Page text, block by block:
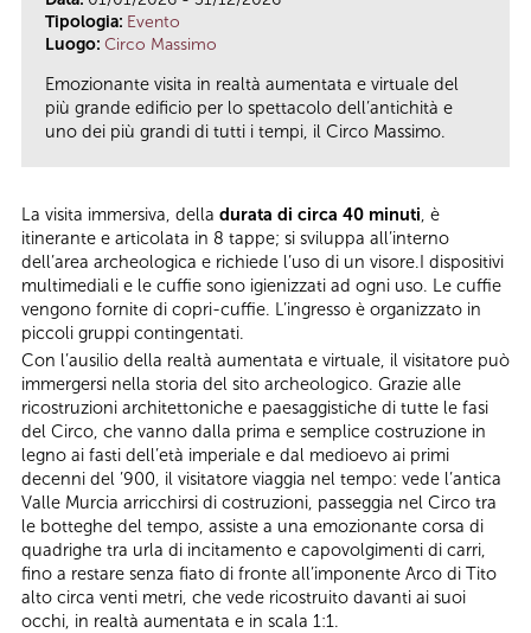
Tipologia: Evento
Luogo: Circo Massimo
Emozionante visita in realtà aumentata e virtuale del
più grande edificio per lo spettacolo dell’antichità e
uno dei più grandi di tutti i tempi, il Circo Massimo.
La visita immersiva, della durata di circa 40 minuti, è
itinerante e articolata in 8 tappe; si sviluppa all’interno
dell’area archeologica e richiede l’uso di un visore.I dispositivi
multimediali e le cuffie sono igienizzati ad ogni uso. Le cuffie
vengono fornite di copri-cuffie. L’ingresso è organizzato in
piccoli gruppi contingentati.
Con l’ausilio della realtà aumentata e virtuale, il visitatore può
immergersi nella storia del sito archeologico. Grazie alle
ricostruzioni architettoniche e paesaggistiche di tutte le fasi
del Circo, che vanno dalla prima e semplice costruzione in
legno ai fasti dell’età imperiale e dal medioevo ai primi
decenni del ’900, il visitatore viaggia nel tempo: vede l’antica
Valle Murcia arricchirsi di costruzioni, passeggia nel Circo tra
le botteghe del tempo, assiste a una emozionante corsa di
quadrighe tra urla di incitamento e capovolgimenti di carri,
fino a restare senza fiato di fronte all’imponente Arco di Tito
alto circa venti metri, che vede ricostruito davanti ai suoi
occhi, in realtà aumentata e in scala 1:1.